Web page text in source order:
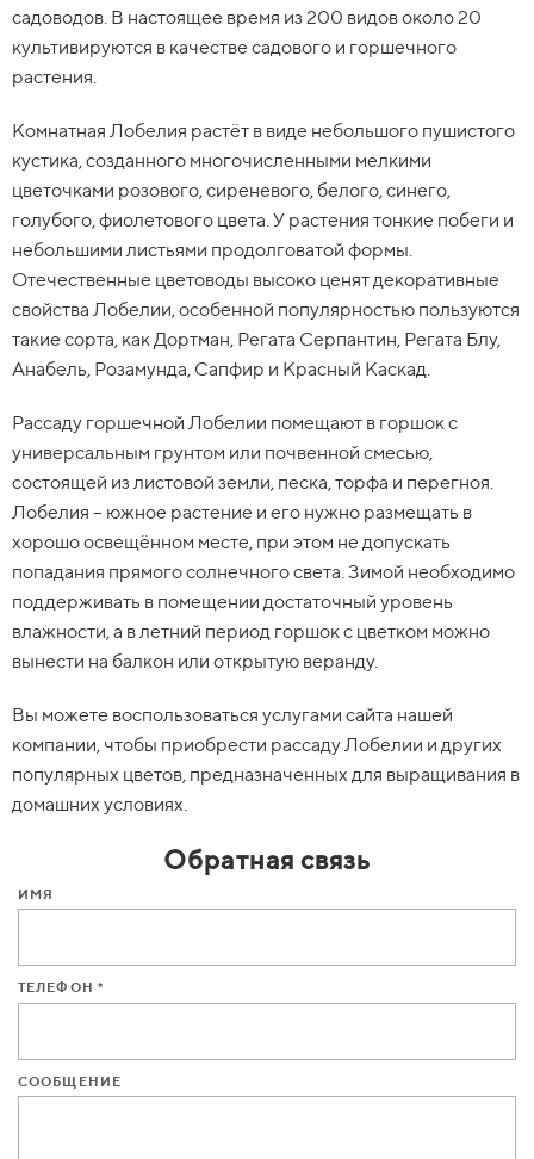
садоводов. В настоящее время из 200 видов около 20
культивируются в качестве садового и горшечного
растения.
Комнатная Лобелия растёт в виде небольшого пушистого
кустика, созданного многочисленными мелкими
цветочками розового, сиреневого, белого, синего,
голубого, фиолетового цвета. У растения тонкие побеги и
небольшими листьями продолговатой формы.
Отечественные цветоводы высоко ценят декоративные
свойства Лобелии, особенной популярностью пользуются
такие сорта, как Дортман, Регата Серпантин, Регата Блу,
Анабель, Розамунда, Сапфир и Красный Каскад.
Рассаду горшечной Лобелии помещают в горшок с
универсальным грунтом или почвенной смесью,
состоящей из листовой земли, песка, торфа и перегноя.
Лобелия – южное растение и его нужно размещать в
хорошо освещённом месте, при этом не допускать
попадания прямого солнечного света. Зимой необходимо
поддерживать в помещении достаточный уровень
влажности, а в летний период горшок с цветком можно
вынести на балкон или открытую веранду.
Вы можете воспользоваться услугами сайта нашей
компании, чтобы приобрести рассаду Лобелии и других
популярных цветов, предназначенных для выращивания в
домашних условиях.
Обратная связь
ИМЯ
ТЕЛЕФОН *
СООБЩЕНИЕ